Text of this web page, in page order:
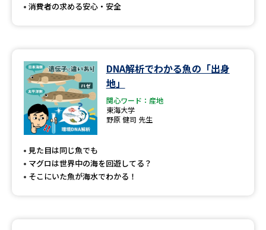
大学で学べる内容や特徴を調べる
データサイエンス特集 奨学金・特待生制度特集
デジタルパンフレット
新学年スタート号特集ページ
（高3生用）
SELFBRAND特集ページ
消費者の求める安心・安全
DNA解析でわかる魚の「出身
地」
関心ワード：産地
東海大学
野原 健司 先生
見た目は同じ魚でも
マグロは世界中の海を回遊してる？
そこにいた魚が海水でわかる！